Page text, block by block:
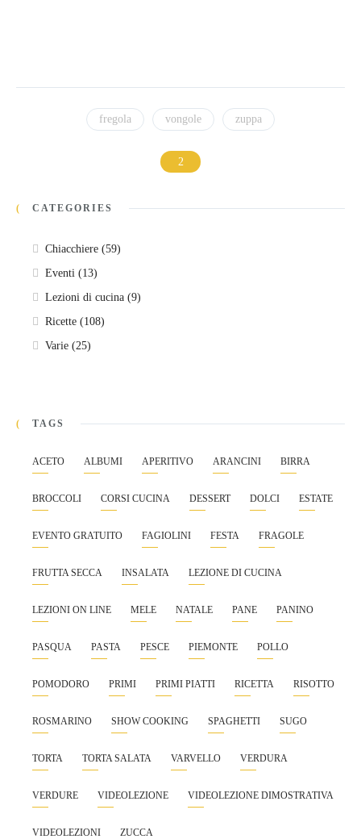
fregola vongole zuppa
CATEGORIES
Chiacchiere (59)
Eventi (13)
Lezioni di cucina (9)
Ricette (108)
Varie (25)
TAGS
ACETO ALBUMI APERITIVO ARANCINI BIRRA
BROCCOLI CORSI CUCINA DESSERT DOLCI ESTATE
EVENTO GRATUITO FAGIOLINI FESTA FRAGOLE
FRUTTA SECCA INSALATA LEZIONE DI CUCINA
LEZIONI ON LINE MELE NATALE PANE PANINO
PASQUA PASTA PESCE PIEMONTE POLLO
POMODORO PRIMI PRIMI PIATTI RICETTA RISOTTO
ROSMARINO SHOW COOKING SPAGHETTI SUGO
TORTA TORTA SALATA VARVELLO VERDURA
VERDURE VIDEOLEZIONE VIDEOLEZIONE DIMOSTRATIVA
VIDEOLEZIONI ZUCCA